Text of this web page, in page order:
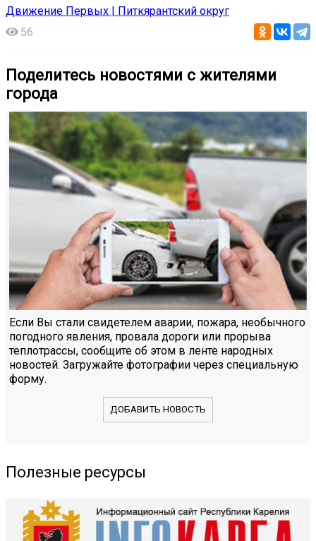
Движение Первых | Питкярантский округ
56
Поделитесь новостями с жителями
города
Если Вы стали свидетелем аварии, пожара, необычного
погодного явления, провала дороги или прорыва
теплотрассы, сообщите об этом в ленте народных
новостей. Загружайте фотографии через специальную
форму.
ДОБАВИТЬ НОВОСТЬ
Полезные ресурсы